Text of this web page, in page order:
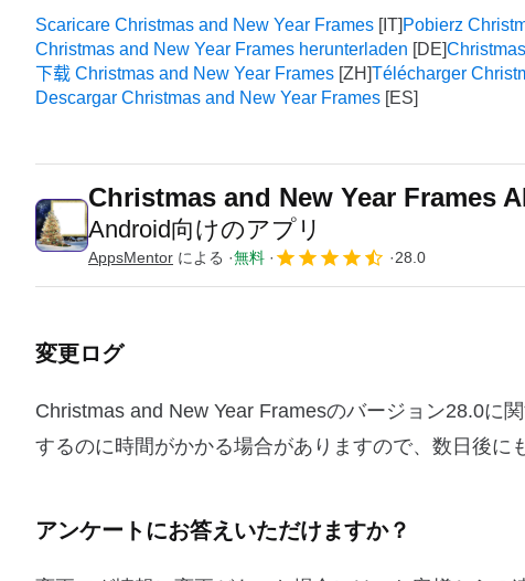
Scaricare Christmas and New Year Frames
Pobierz
Christmas and New Year Frames herunterladen
下载 Christmas and New Year Frames
Télécharger
Descargar Christmas and New Year Frames
Christmas and New Year Frames
Android向けのアプリ
AppsMentor による 無料 28.0
変更ログ
Christmas and New Year Framesのバージョン28.0に
するのに時間がかかる場合がありますので、数日後に
アンケートにお答えいただけますか？